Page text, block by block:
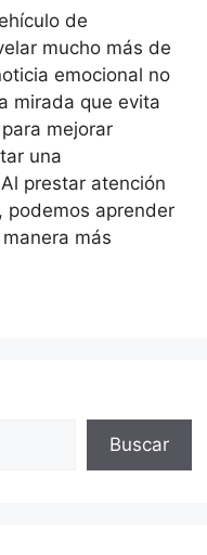
de
mucho más de
emocional no
mirada que evita
mejorar
una
prestar atención
podemos aprender
más
Buscar